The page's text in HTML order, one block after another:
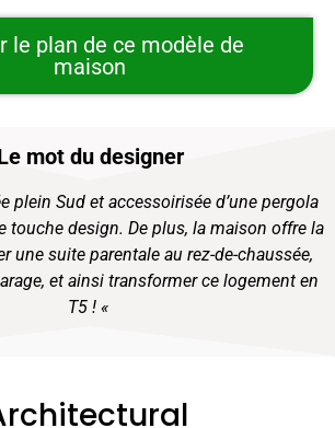
le plan de ce modèle de
maison
mot du designer
plein Sud et accessoirisée d’une pergola
touche design. De plus, la maison offre la
une suite parentale au rez-de-chaussée,
et ainsi transformer ce logement en
T5 ! «